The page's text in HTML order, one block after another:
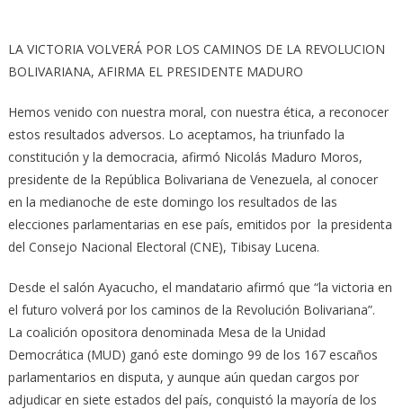
LA VICTORIA VOLVERÁ POR LOS CAMINOS DE LA REVOLUCION
BOLIVARIANA, AFIRMA EL PRESIDENTE MADURO
Hemos venido con nuestra mo­­ral, con nuestra ética, a reconocer
estos re­sultados adversos. Lo aceptamos, ha triunfado la
constitución y la democracia, afirmó Ni­colás Maduro Moros,
presidente de la Re­pú­blica Bo­livariana de Venezuela, al conocer
en la medianoche de este domingo los resultados de las
elecciones parlamentarias en ese país, emitidos por la presidenta
del Consejo Na­cional Elec­to­ral (CNE), Tibisay Lucena.
Desde el salón Ayacucho, el mandatario afirmó que “la victoria en
el futuro volverá por los caminos de la Revolución Bolivariana”.
La coalición opositora denominada Mesa de la Unidad
Democrática (MUD) ganó este domingo 99 de los 167 escaños
parlamentarios en disputa, y aunque aún quedan cargos por
adjudicar en siete estados del país, conquistó la mayoría de los